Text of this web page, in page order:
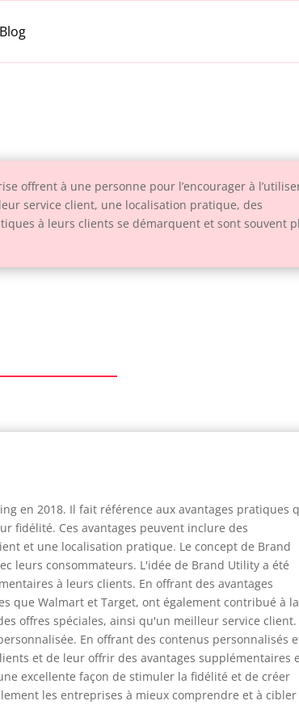
Blog
offrent à une personne pour l’encourager à
service client, une localisation pratique, des
à leurs clients se démarquent et sont souvent
en 2018. Il fait référence aux avantages pratiques
fidélité. Ces avantages peuvent inclure des
et une localisation pratique. Le concept de Brand
leurs consommateurs. L'idée de Brand Utility a été
à leurs clients. En offrant des avantages
que Walmart et Target, ont également contribué à la
offres spéciales, ainsi qu'un meilleur service client.
En offrant des contenus personnalisés
et de leur offrir des avantages supplémentaires
excellente façon de stimuler la fidélité et de créer
les entreprises à mieux comprendre et à cibler